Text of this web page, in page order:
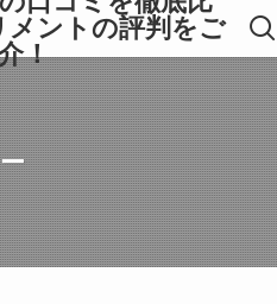
メントの評判をご
！